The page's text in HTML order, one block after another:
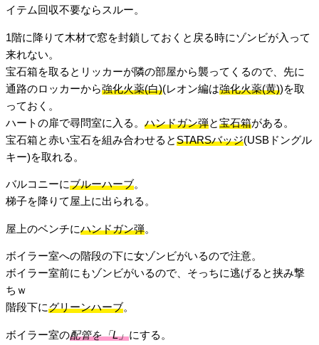
イテム回収不要ならスルー。
1階に降りて木材で窓を封鎖しておくと戻る時にゾンビが入って
来れない。
宝石箱を取るとリッカーが隣の部屋から襲ってくるので、先に
通路のロッカーから強化火薬(白)(レオン編は強化火薬(黄))を取
っておく。
ハートの扉で尋問室に入る。 ハンドガン弾と宝石箱がある。
宝石箱と赤い宝石を組み合わせるとSTARSバッジ(USBドングル
キー)を取れる。
バルコニーにブルーハーブ。
梯子を降りて屋上に出られる。
屋上のベンチにハンドガン弾。
ボイラー室への階段の下に女ゾンビがいるので注意。
ボイラー室前にもゾンビがいるので、そっちに逃げると挟み撃
ちｗ
階段下にグリーンハーブ。
ボイラー室の配管を「L」にする。